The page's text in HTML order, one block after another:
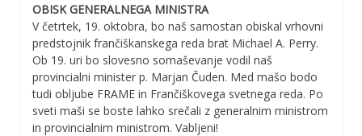
OBISK GENERALNEGA MINISTRA
V četrtek, 19. oktobra, bo naš samostan obiskal vrhovni
predstojnik frančiškanskega reda brat Michael A. Perry.
Ob 19. uri bo slovesno somaševanje vodil naš
provincialni minister p. Marjan Čuden. Med mašo bodo
tudi obljube FRAME in Frančiškovega svetnega reda. Po
sveti maši se boste lahko srečali z generalnim ministrom
in provincialnim ministrom. Vabljeni!